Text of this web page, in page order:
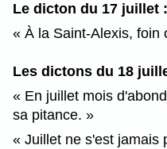
Le dicton du 17 juillet :
À la Saint-Alexis, foin
Les dictons du 18
En juillet mois
sa pitance.
Juillet ne s'est jamais